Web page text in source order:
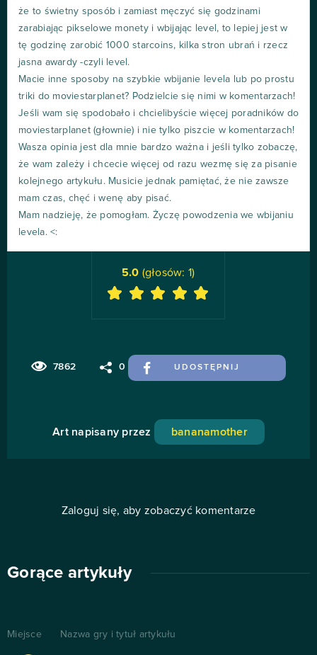
że to świetny sposób i zamiast męczyć się godzinami
zarabiając pikselowe monety i wbijając level, to lepiej jest w
tę godzinę zarobić 1000 starcoins, kilka stron ubrań i rzecz
jasna awardy -czyli level.
Macie inne sposoby na szybkie wbijanie levela lub po prostu
triki do moviestarplanet? Podzielcie się nimi w komentarzach!
Jeśli wam się spodobało i chcielibyście więcej poradników do
moviestarplanet (głownie) i nie tylko piszcie w komentarzach!
Wasza opinia jest dla mnie bardzo ważna i jeśli tylko zobaczę,
że wam zależy i chcecie więcej od razu wezmę się za pisanie
kolejnego artykułu. Musicie jednak pamiętać, że nie zawsze
mam czas, chęć i wenę aby pisać.
Mam nadzieję, że pomogłam. Życzę powodzenia we wbijaniu
levela. <:
7862 0 UDOSTĘPNIJ
5.0 (głosów: 1)
Art napisany przez bananamother
Zaloguj się, aby zobaczyć komentarze
Gorące artykuły
Miejsce Nazwa gry i tytuł artykułu